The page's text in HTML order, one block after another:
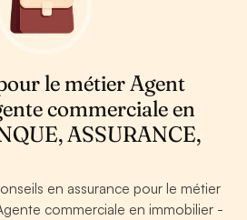
le métier Agent
commerciale en
ASSURANCE,
en assurance pour le métier
commerciale en immobilier -